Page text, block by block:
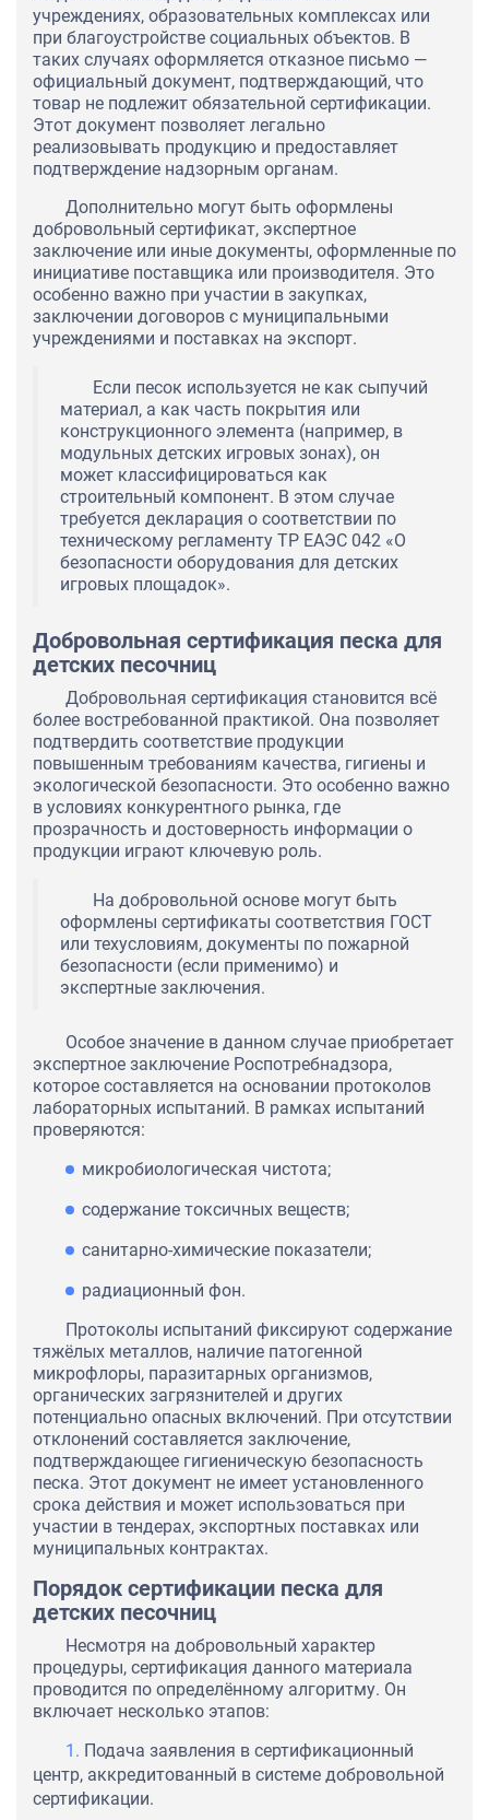
учреждениях, образовательных комплексах или
при благоустройстве социальных объектов. В
таких случаях оформляется отказное письмо —
официальный документ, подтверждающий, что
товар не подлежит обязательной сертификации.
Этот документ позволяет легально
реализовывать продукцию и предоставляет
подтверждение надзорным органам.
Дополнительно могут быть оформлены
добровольный сертификат, экспертное
заключение или иные документы, оформленные по
инициативе поставщика или производителя. Это
особенно важно при участии в закупках,
заключении договоров с муниципальными
учреждениями и поставках на экспорт.
Если песок используется не как сыпучий
материал, а как часть покрытия или
конструкционного элемента (например, в
модульных детских игровых зонах), он
может классифицироваться как
строительный компонент. В этом случае
требуется декларация о соответствии по
техническому регламенту ТР ЕАЭС 042 «О
безопасности оборудования для детских
игровых площадок».
Добровольная сертификация песка для
детских песочниц
Добровольная сертификация становится всё
более востребованной практикой. Она позволяет
подтвердить соответствие продукции
повышенным требованиям качества, гигиены и
экологической безопасности. Это особенно важно
в условиях конкурентного рынка, где
прозрачность и достоверность информации о
продукции играют ключевую роль.
На добровольной основе могут быть
оформлены сертификаты соответствия ГОСТ
или техусловиям, документы по пожарной
безопасности (если применимо) и
экспертные заключения.
Особое значение в данном случае приобретает
экспертное заключение Роспотребнадзора,
которое составляется на основании протоколов
лабораторных испытаний. В рамках испытаний
проверяются:
микробиологическая чистота;
содержание токсичных веществ;
санитарно-химические показатели;
радиационный фон.
Протоколы испытаний фиксируют содержание
тяжёлых металлов, наличие патогенной
микрофлоры, паразитарных организмов,
органических загрязнителей и других
потенциально опасных включений. При отсутствии
отклонений составляется заключение,
подтверждающее гигиеническую безопасность
песка. Этот документ не имеет установленного
срока действия и может использоваться при
участии в тендерах, экспортных поставках или
муниципальных контрактах.
Порядок сертификации песка для
детских песочниц
Несмотря на добровольный характер
процедуры, сертификация данного материала
проводится по определённому алгоритму. Он
включает несколько этапов:
Подача заявления в сертификационный
центр, аккредитованный в системе добровольной
сертификации.